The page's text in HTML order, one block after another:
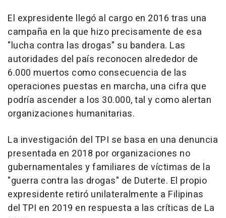
El expresidente llegó al cargo en 2016 tras una
campaña en la que hizo precisamente de esa
"lucha contra las drogas" su bandera. Las
autoridades del país reconocen alrededor de
6.000 muertos como consecuencia de las
operaciones puestas en marcha, una cifra que
podría ascender a los 30.000, tal y como alertan
organizaciones humanitarias.
La investigación del TPI se basa en una denuncia
presentada en 2018 por organizaciones no
gubernamentales y familiares de víctimas de la
"guerra contra las drogas" de Duterte. El propio
expresidente retiró unilateralmente a Filipinas
del TPI en 2019 en respuesta a las críticas de La